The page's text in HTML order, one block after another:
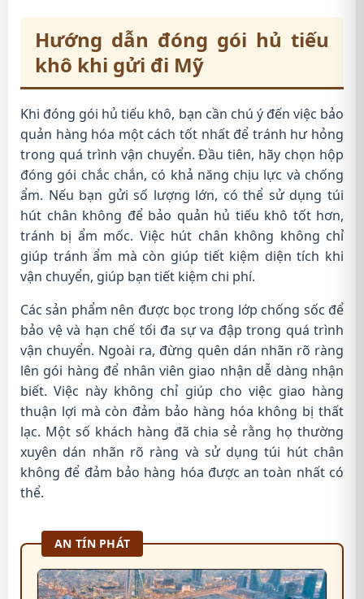
Hướng dẫn đóng gói hủ tiếu
khô khi gửi đi Mỹ
Khi đóng gói hủ tiếu khô, bạn cần chú ý đến việc bảo
quản hàng hóa một cách tốt nhất để tránh hư hỏng
trong quá trình vận chuyển. Đầu tiên, hãy chọn hộp
đóng gói chắc chắn, có khả năng chịu lực và chống
ẩm. Nếu bạn gửi số lượng lớn, có thể sử dụng túi
hút chân không để bảo quản hủ tiếu khô tốt hơn,
tránh bị ẩm mốc. Việc hút chân không không chỉ
giúp tránh ẩm mà còn giúp tiết kiệm diện tích khi
vận chuyển, giúp bạn tiết kiệm chi phí.
Các sản phẩm nên được bọc trong lớp chống sốc để
bảo vệ và hạn chế tối đa sự va đập trong quá trình
vận chuyển. Ngoài ra, đừng quên dán nhãn rõ ràng
lên gói hàng để nhân viên giao nhận dễ dàng nhận
biết. Việc này không chỉ giúp cho việc giao hàng
thuận lợi mà còn đảm bảo hàng hóa không bị thất
lạc. Một số khách hàng đã chia sẻ rằng họ thường
xuyên dán nhãn rõ ràng và sử dụng túi hút chân
không để đảm bảo hàng hóa được an toàn nhất có
thể.
AN TÍN PHÁT